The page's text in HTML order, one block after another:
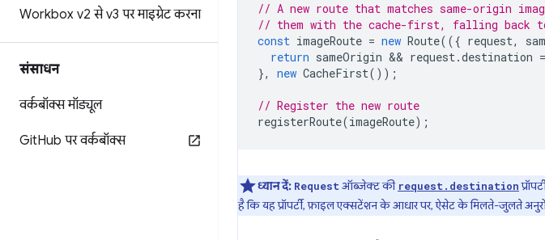
Workbox v2 से v3 पर माइग्रेट करना
संसाधन
वर्कबॉक्स मॉड्यूल
GitHub पर वर्कबॉक्स
// A new route that matches same-origin
// them with the cache-first, falling back
const imageRoute = new Route(({ request,
return sameOrigin && request.destination
},
new CacheFirst());
// Register the new route
registerRoute(imageRoute);
ध्यान दें: Request ऑब्जेक्ट की request.destination
है कि यह प्रॉपर्टी, फ़ाइल एक्सटेंशन के आधार पर, ऐसेट के मिलते-जुलते